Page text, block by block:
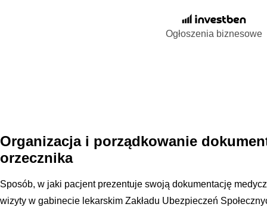
Ogłoszenia biznesowe
Organizacja i porządkowanie
orzecznika
Sposób, w jaki pacjent prezentuje swoją dokumentację
wizyty w gabinecie lekarskim Zakładu Ubezpieczeń